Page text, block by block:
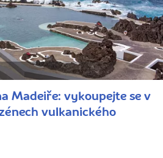
Madeiře: vykoupejte se v
vulkanického